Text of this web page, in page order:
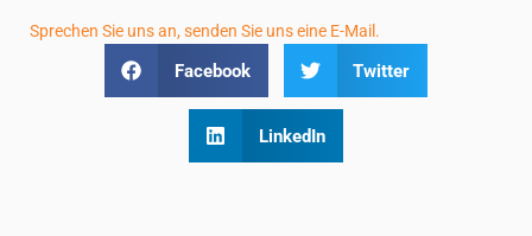
Sprechen Sie uns an, senden Sie uns eine E-Mail.
Facebook Twitter
LinkedIn